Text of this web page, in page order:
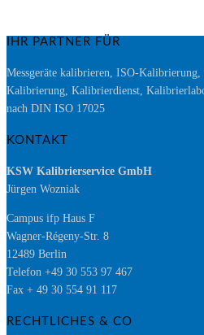
IHR PARTNER FÜR
Messgeräte kalibrieren, ISO-
Kalibrierung, Kalibrierdienst,
nach DIN ISO 17025
KONTAKT
KSW Kalibrierservice GmbH
Jürgen Wozniak
Campus ifp Haus F
Wagner-Régeny-Str. 8
12489 Berlin
Telefon +49 30 553 97 467
Fax + 49 30 554 91 117
RECHTLICHES & CO